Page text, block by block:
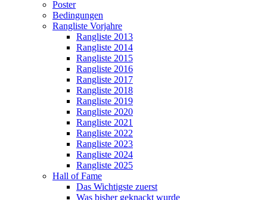
Poster
Bedingungen
Rangliste Vorjahre
Rangliste 2013
Rangliste 2014
Rangliste 2015
Rangliste 2016
Rangliste 2017
Rangliste 2018
Rangliste 2019
Rangliste 2020
Rangliste 2021
Rangliste 2022
Rangliste 2023
Rangliste 2024
Rangliste 2025
Hall of Fame
Das Wichtigste zuerst
Was bisher geknackt wurde